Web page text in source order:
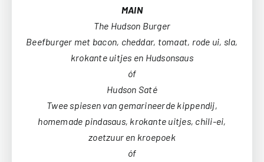
MAIN
The Hudson Burger
Beefburger met bacon, cheddar, tomaat, rode ui, sla,
krokante uitjes en Hudsonsaus
óf
Hudson Saté
Twee spiesen van gemarineerde kippendij,
homemade pindasaus, krokante uitjes, chili-ei,
zoetzuur en kroepoek
óf